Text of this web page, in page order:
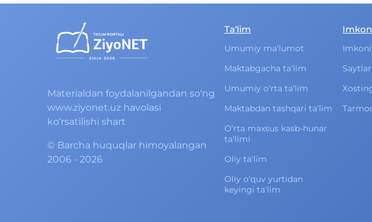
Materialdan foydalanilgandan so‘ng
www.ziyonet.uz havolasi
ko‘rsatilishi shart
© Barcha huquqlar himoyalangan
2006 - 2026
Ta‘lim
Umumiy ma‘lumot
Maktabgacha ta‘lim
Umumiy o‘rta ta‘lim
Maktabdan tashqari ta‘lim
O‘rta maxsus kasb-hunar
ta‘limi
Oliy ta‘lim
Oliy o‘quv yurtidan
keyingi ta‘lim